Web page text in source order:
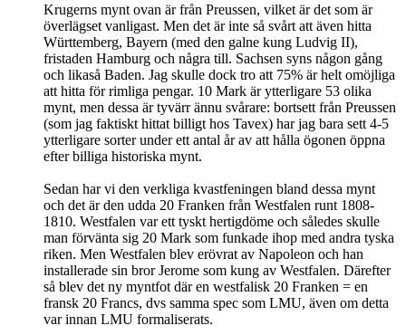
Krugerns mynt ovan är från Preussen, vilket är det som är
överlägset vanligast. Men det är inte så svårt att även hitta
Württemberg, Bayern (med den galne kung Ludvig II),
fristaden Hamburg och några till. Sachsen syns någon gång
och likaså Baden. Jag skulle dock tro att 75% är helt omöjliga
att hitta för rimliga pengar. 10 Mark är ytterligare 53 olika
mynt, men dessa är tyvärr ännu svårare: bortsett från Preussen
(som jag faktiskt hittat billigt hos Tavex) har jag bara sett 4-5
ytterligare sorter under ett antal år av att hålla ögonen öppna
efter billiga historiska mynt.
Sedan har vi den verkliga kvastfeningen bland dessa mynt
och det är den udda 20 Franken från Westfalen runt 1808-
1810. Westfalen var ett tyskt hertigdöme och således skulle
man förvänta sig 20 Mark som funkade ihop med andra tyska
riken. Men Westfalen blev erövrat av Napoleon och han
installerade sin bror Jerome som kung av Westfalen. Därefter
så blev det ny myntfot där en westfalisk 20 Franken = en
fransk 20 Francs, dvs samma spec som LMU, även om detta
var innan LMU formaliserats.